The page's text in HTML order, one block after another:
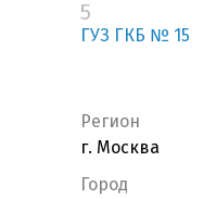
5
ГУЗ ГКБ № 15
Регион
г. Москва
Город